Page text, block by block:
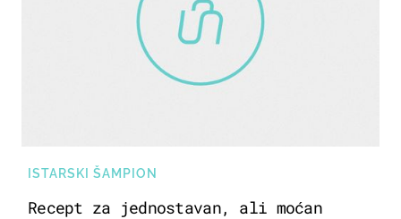
ISTARSKI ŠAMPION
Recept za jednostavan, ali moćan